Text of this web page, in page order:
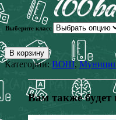
Выберите класс
В корзину
Категории: ВОШ,
Вам также